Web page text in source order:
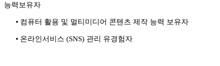
능력보유자
• 컴퓨터 활용 및 멀티미디어 콘텐츠 제작 능력 보유자
• 온라인서비스 (SNS) 관리 유경험자